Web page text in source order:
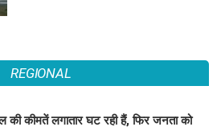
REGIONAL
की कीमतें लगातार घट रही हैं, फिर जनता को